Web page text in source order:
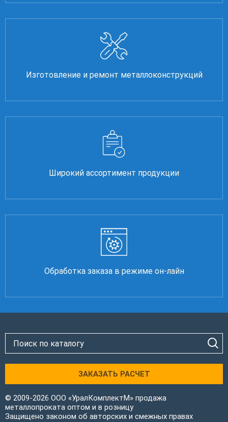
Изготовление и ремонт металлоконструкций
Широкий ассортимент продукции
Обработка заказа в режиме он-лайн
ЗАКАЗАТЬ РАСЧЕТ
© 2009-2026 ООО «УралКомплектМ» продажа
металлопроката оптом и в розницу
Защищено законом об авторских и смежных правах